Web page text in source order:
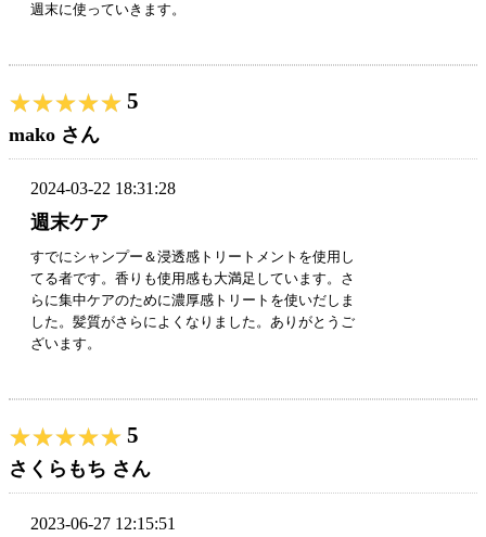
週末に使っていきます。
★★★★★
★★★★★ 5
mako さん
2024-03-22 18:31:28
週末ケア
すでにシャンプー＆浸透感トリートメントを使用し
てる者です。香りも使用感も大満足しています。さ
らに集中ケアのために濃厚感トリートを使いだしま
した。髪質がさらによくなりました。ありがとうご
ざいます。
★★★★★
★★★★★ 5
さくらもち さん
2023-06-27 12:15:51